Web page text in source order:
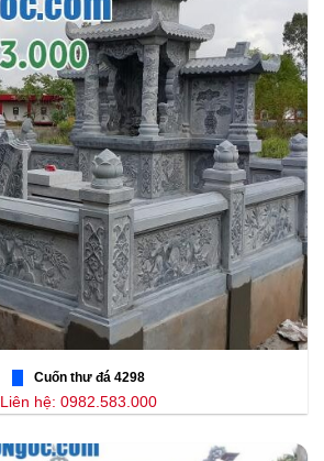
Cuốn thư đá 4298
Liên hệ: 0982.583.000